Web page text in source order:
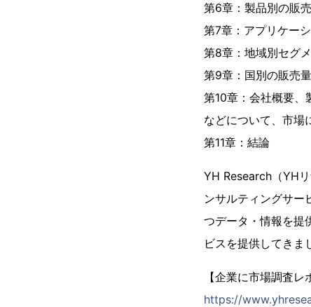
第6章：製品別の販
第7章：アプリケー
第8章：地域別セグ
第9章：国別の販売
第10章：会社概要、
などについて、市場
第11章：結論
YH Research（YH
ンサルティングサー
つデータ・情報を提
ビスを提供してきま
【企業に市場調査
https://